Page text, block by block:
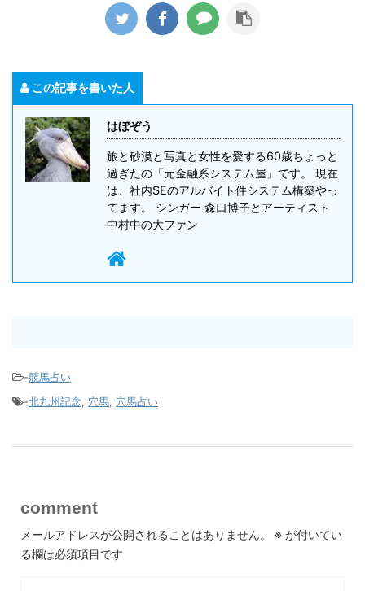
この記事を書いた人
はぼぞう
旅と砂漠と写真と女性を愛する60歳ちょっと
過ぎたの「元金融系システム屋」です。 現在
は、社内SEのアルバイト件システム構築やっ
てます。 シンガー 森口博子とアーティスト
中村中の大ファン
-競馬占い
-北九州記念, 穴馬, 穴馬占い
comment
メールアドレスが公開されることはありません。 ※ が付いてい
る欄は必須項目です